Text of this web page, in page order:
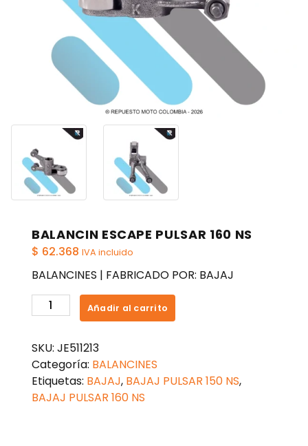
BALANCIN ESCAPE PULSAR 160 NS
$ 62.368 IVA incluido
BALANCINES | FABRICADO POR: BAJAJ
BALANCIN
ESCAPE
160
NS
cantidad
Añadir al carrito
SKU: JE511213
Categoría: BALANCINES
Etiquetas: BAJAJ, BAJAJ PULSAR 150 NS,
BAJAJ PULSAR 160 NS